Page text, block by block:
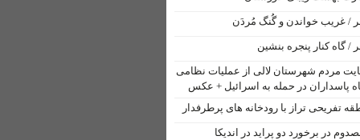
تأمین ترانس برق
لالی
/ غریب خواندن و گُنگ مُردَن
/ گاه کنار پنجره بنشین
مردم شهرستان لالی از عملیات نظامی
پاسداران در حمله به اسرائیل + عکس
تفریحی تراز با رودخانه های پرطرفدار